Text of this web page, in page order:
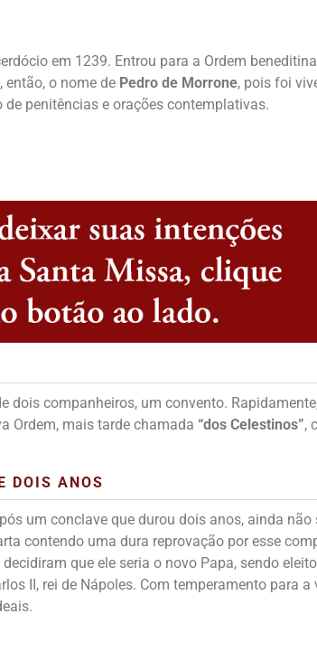
em 1239. Entrou para a Ordem
o nome de Pedro de Morrone, pois foi
penitências e orações contemplativas.
dois companheiros, um convento.
Ordem, mais tarde chamada “dos Celestinos”,
DOIS ANOS
um conclave que durou dois anos, ainda
contendo uma dura reprovação por esse
que ele seria o novo Papa, sendo
II, rei de Nápoles. Com temperamento para